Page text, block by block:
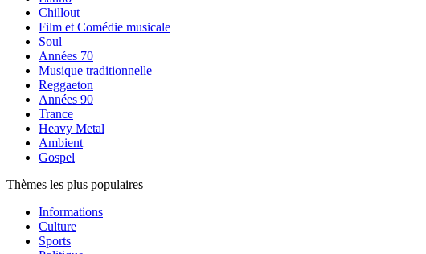
Chillout
Film et Comédie musicale
Soul
Années 70
Musique traditionnelle
Reggaeton
Années 90
Trance
Heavy Metal
Ambient
Gospel
Thèmes les plus populaires
Informations
Culture
Sports